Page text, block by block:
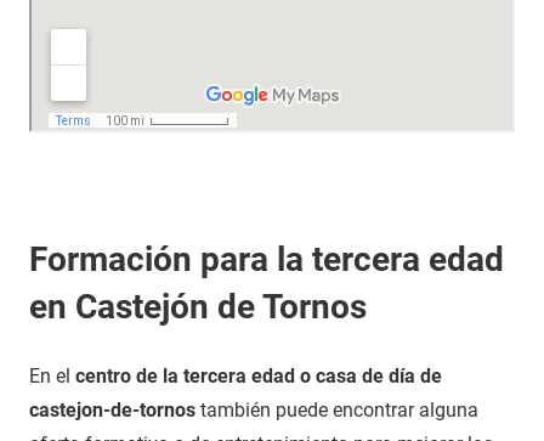
Formación para la tercera edad
en Castejón de Tornos
En el centro de la tercera edad o casa de día de
castejon-de-tornos también puede encontrar alguna